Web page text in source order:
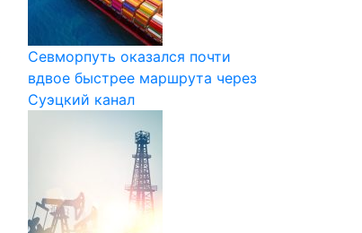
Севморпуть оказался почти
вдвое быстрее маршрута через
Суэцкий канал